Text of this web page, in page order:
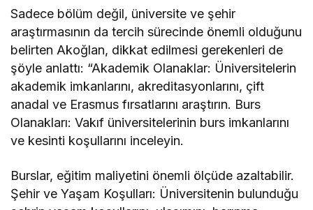
Sadece bölüm değil, üniversite ve şehir
araştırmasının da tercih sürecinde önemli olduğunu
belirten Akoğlan, dikkat edilmesi gerekenleri de
şöyle anlattı: “Akademik Olanaklar: Üniversitelerin
akademik imkanlarını, akreditasyonlarını, çift
anadal ve Erasmus fırsatlarını araştırın. Burs
Olanakları: Vakıf üniversitelerinin burs imkanlarını
ve kesinti koşullarını inceleyin.
Burslar, eğitim maliyetini önemli ölçüde azaltabilir.
Şehir ve Yaşam Koşulları: Üniversitenin bulunduğu